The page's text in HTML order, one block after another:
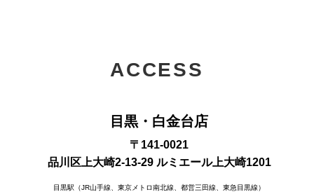
ACCESS
目黒・白金台店
〒141-0021
品川区上大崎2-13-29 ルミエール上大崎1201
目黒駅（JR山手線、東京メトロ南北線、都営三田線、東急目黒線）